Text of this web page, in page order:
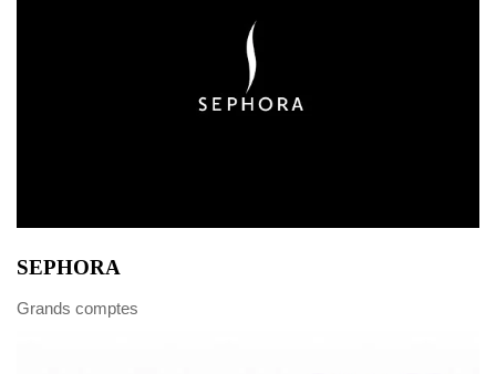
SEPHORA
Grands comptes